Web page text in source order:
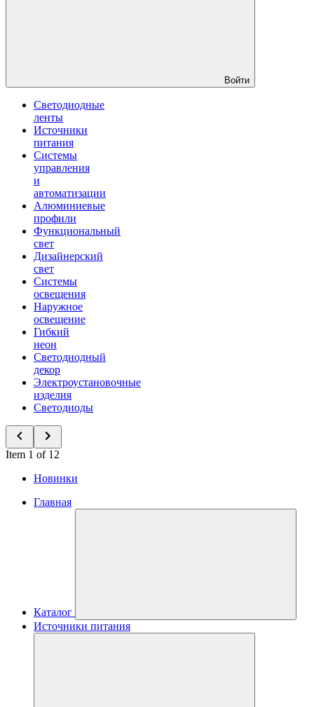
Войти
Светодиодные
ленты
Источники
питания
Системы
управления
и
автоматизации
Алюминиевые
профили
Функциональный
свет
Дизайнерский
свет
Системы
освещения
Наружное
освещение
Гибкий
неон
Светодиодный
декор
Электроустановочные
изделия
Светодиоды
Item 1 of 12
Новинки
Главная
Каталог
Источники питания